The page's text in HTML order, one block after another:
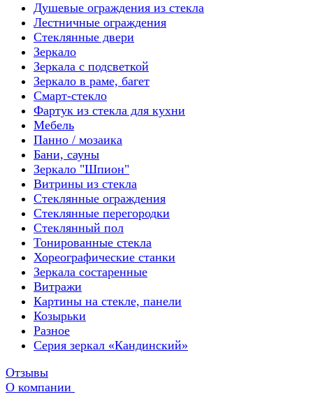
Душевые ограждения из стекла
Лестничные ограждения
Стеклянные двери
Зеркало
Зеркала с подсветкой
Зеркало в раме, багет
Смарт-стекло
Фартук из стекла для кухни
Мебель
Панно / мозаика
Бани, сауны
Зеркало "Шпион"
Витрины из стекла
Стеклянные ограждения
Стеклянные перегородки
Стеклянный пол
Тонированные стекла
Хореографические станки
Зеркала состаренные
Витражи
Картины на стекле, панели
Козырьки
Разное
Серия зеркал «Кандинский»
Отзывы
О компании